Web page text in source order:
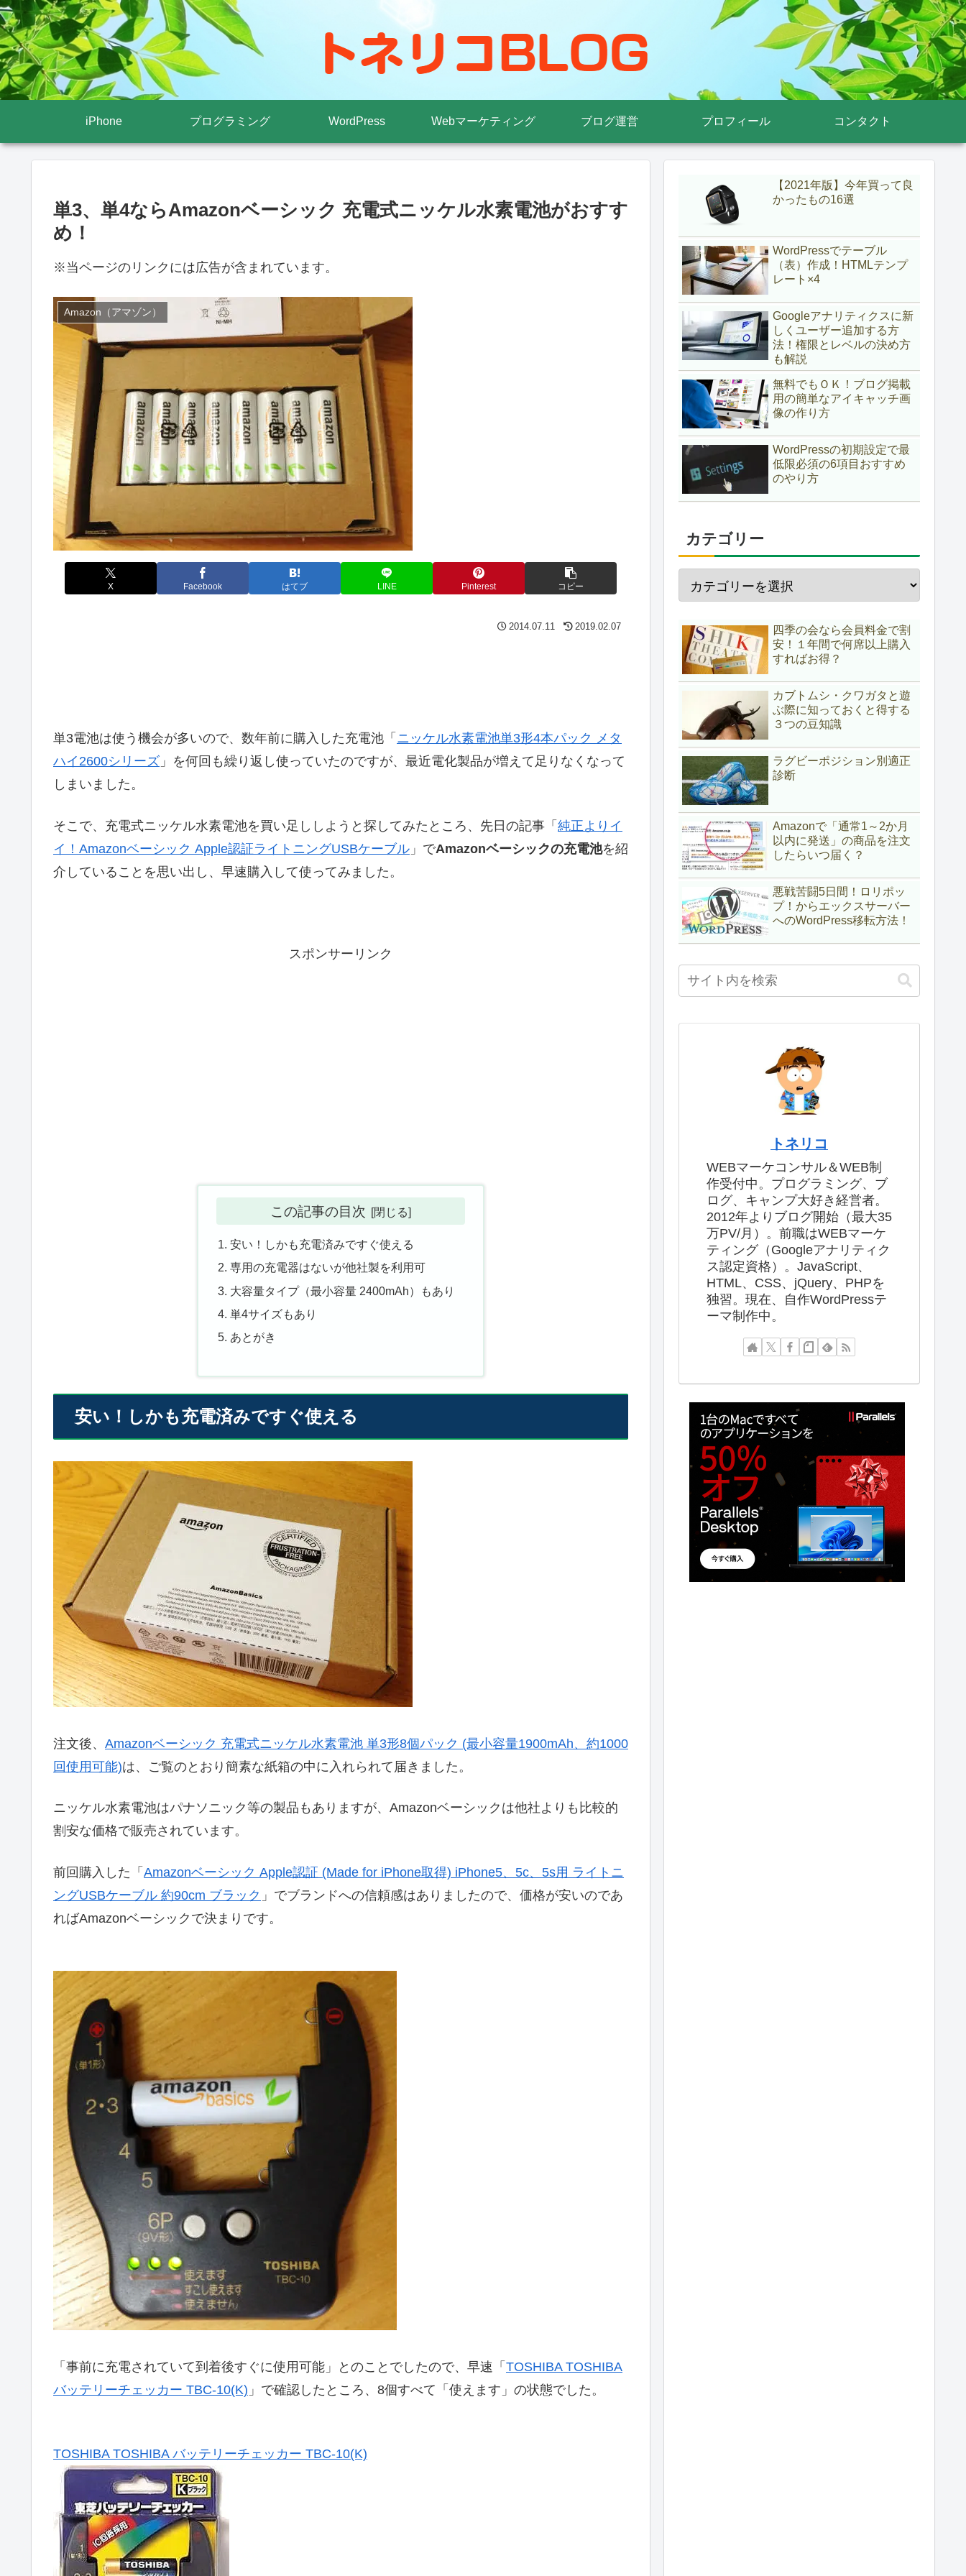
iPhone プログラミング WordPress Webマーケティング ブログ運営 プロフィール コンタクト
単3、単4ならAmazonベーシック 充電式ニッケル水素電池がおすす
め！
※当ページのリンクには広告が含まれています。
Amazon（アマゾン）
X Facebook はてブ LINE Pinterest コピー
2014.07.11 2019.02.07
単3電池は使う機会が多いので、数年前に購入した充電池「 ニッケル水素電池単3形4本パック メタ
ハイ2600シリーズ 」を何回も繰り返し使っていたのですが、最近電化製品が増えて足りなくなって
しまいました。
そこで、充電式ニッケル水素電池を買い足ししようと探してみたところ、先日の記事「 純正よりイ
イ！Amazonベーシック Apple認証ライトニングUSBケーブル 」でAmazonベーシックの充電池を紹
介していることを思い出し、早速購入して使ってみました。
スポンサーリンク
この記事の目次
安い！しかも充電済みですぐ使える
専用の充電器はないが他社製を利用可
大容量タイプ（最小容量 2400mAh）もあり
単4サイズもあり
あとがき
安い！しかも充電済みですぐ使える
注文後、 Amazonベーシック 充電式ニッケル水素電池 単3形8個パック (最小容量1900mAh、約1000
回使用可能)は、ご覧のとおり簡素な紙箱の中に入れられて届きました。
ニッケル水素電池はパナソニック等の製品もありますが、Amazonベーシックは他社よりも比較的
割安な価格で販売されています。
前回購入した「 Amazonベーシック Apple認証 (Made for iPhone取得) iPhone5、5c、5s用 ライトニ
ングUSBケーブル 約90cm ブラック 」でブランドへの信頼感はありましたので、価格が安いのであ
ればAmazonベーシックで決まりです。
「事前に充電されていて到着後すぐに使用可能」とのことでしたので、早速「 TOSHIBA TOSHIBA
バッテリーチェッカー TBC-10(K) 」で確認したところ、8個すべて「使えます」の状態でした。
TOSHIBA TOSHIBA バッテリーチェッカー TBC-10(K)
【2021年版】今年買って良
かったもの16選
WordPressでテーブル
（表）作成！HTMLテンプ
レート×4
Googleアナリティクスに新
しくユーザー追加する方
法！権限とレベルの決め方
も解説
無料でもＯＫ！ブログ掲載
用の簡単なアイキャッチ画
像の作り方
WordPressの初期設定で最
低限必須の6項目おすすめ
のやり方
カテゴリー
四季の会なら会員料金で割
安！１年間で何席以上購入
すればお得？
カブトムシ・クワガタと遊
ぶ際に知っておくと得する
３つの豆知識
ラグビーポジション別適正
診断
Amazonで「通常1～2か月
以内に発送」の商品を注文
したらいつ届く？
悪戦苦闘5日間！ロリポッ
プ！からエックスサーバー
へのWordPress移転方法！
トネリコ
WEBマーケコンサル＆WEB制
作受付中。プログラミング、ブ
ログ、キャンプ大好き経営者。
2012年よりブログ開始（最大35
万PV/月）。前職はWEBマーケ
ティング（Googleアナリティク
ス認定資格）。JavaScript、
HTML、CSS、jQuery、PHPを
独習。現在、自作WordPressテ
ーマ制作中。